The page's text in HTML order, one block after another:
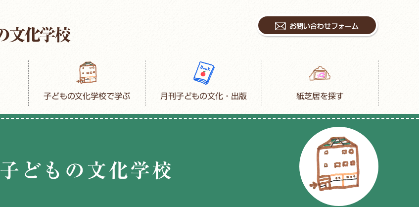
子どもの文化学校で学ぶ 月刊子どもの文化・出版 紙芝居を探す
子どもの文化学校